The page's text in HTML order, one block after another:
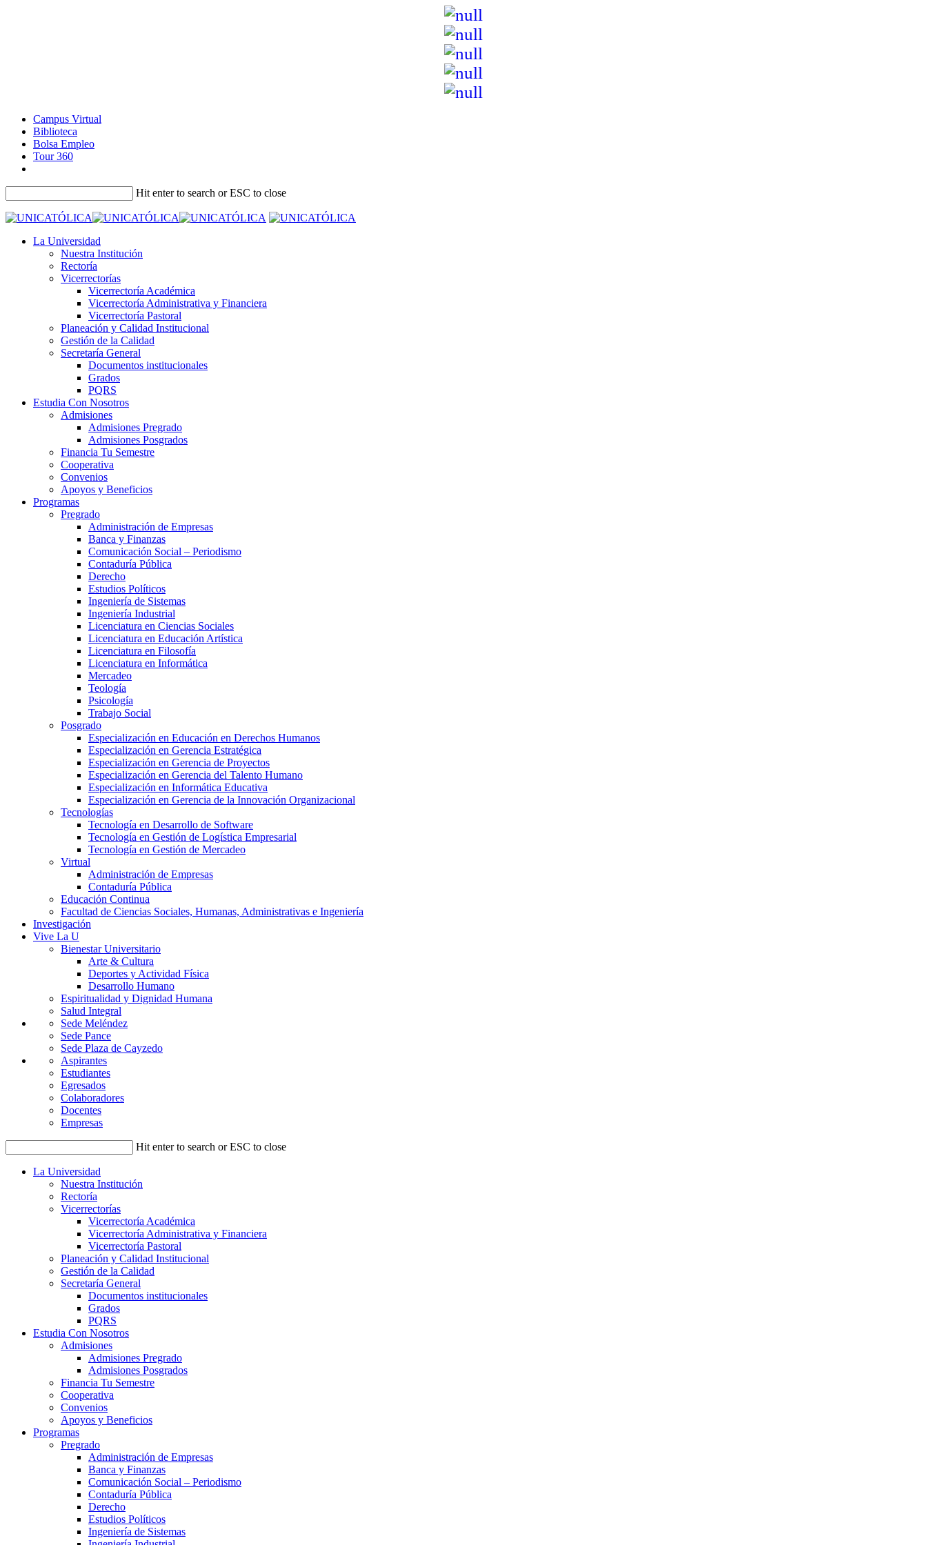
Campus Virtual
Biblioteca
Bolsa Empleo
Tour 360
Hit enter to search or ESC to close
La Universidad
Nuestra Institución
Rectoría
Vicerrectorías
Vicerrectoría Académica
Vicerrectoría Administrativa y Financiera
Vicerrectoría Pastoral
Planeación y Calidad Institucional
Gestión de la Calidad
Secretaría General
Documentos institucionales
Grados
PQRS
Estudia Con Nosotros
Admisiones
Admisiones Pregrado
Admisiones Posgrados
Financia Tu Semestre
Cooperativa
Convenios
Apoyos y Beneficios
Programas
Pregrado
Administración de Empresas
Banca y Finanzas
Comunicación Social – Periodismo
Contaduría Pública
Derecho
Estudios Políticos
Ingeniería de Sistemas
Ingeniería Industrial
Licenciatura en Ciencias Sociales
Licenciatura en Educación Artística
Licenciatura en Filosofía
Licenciatura en Informática
Mercadeo
Teología
Psicología
Trabajo Social
Posgrado
Especialización en Educación en Derechos Humanos
Especialización en Gerencia Estratégica
Especialización en Gerencia de Proyectos
Especialización en Gerencia del Talento Humano
Especialización en Informática Educativa
Especialización en Gerencia de la Innovación Organizacional
Tecnologías
Tecnología en Desarrollo de Software
Tecnología en Gestión de Logística Empresarial
Tecnología en Gestión de Mercadeo
Virtual
Administración de Empresas
Contaduría Pública
Educación Continua
Facultad de Ciencias Sociales, Humanas, Administrativas e Ingeniería
Investigación
Vive La U
Bienestar Universitario
Arte & Cultura
Deportes y Actividad Física
Desarrollo Humano
Espiritualidad y Dignidad Humana
Salud Integral
Sede Meléndez
Sede Pance
Sede Plaza de Cayzedo
Aspirantes
Estudiantes
Egresados
Colaboradores
Docentes
Empresas
Hit enter to search or ESC to close
La Universidad
Nuestra Institución
Rectoría
Vicerrectorías
Vicerrectoría Académica
Vicerrectoría Administrativa y Financiera
Vicerrectoría Pastoral
Planeación y Calidad Institucional
Gestión de la Calidad
Secretaría General
Documentos institucionales
Grados
PQRS
Estudia Con Nosotros
Admisiones
Admisiones Pregrado
Admisiones Posgrados
Financia Tu Semestre
Cooperativa
Convenios
Apoyos y Beneficios
Programas
Pregrado
Administración de Empresas
Banca y Finanzas
Comunicación Social – Periodismo
Contaduría Pública
Derecho
Estudios Políticos
Ingeniería de Sistemas